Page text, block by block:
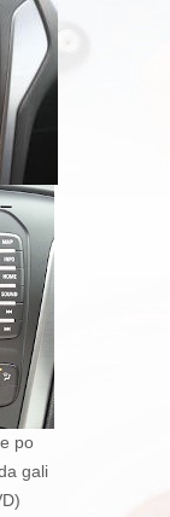
po
gali